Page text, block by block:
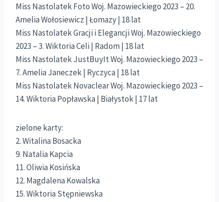
Miss Nastolatek Foto Woj. Mazowieckiego 2023 – 20.
Amelia Wołosiewicz | Łomazy | 18 lat
Miss Nastolatek Gracji i Elegancji Woj. Mazowieckiego
2023 – 3. Wiktoria Celi | Radom | 18 lat
Miss Nastolatek JustBuyIt Woj. Mazowieckiego 2023 –
7. Amelia Janeczek | Ryczyca | 18 lat
Miss Nastolatek Novaclear Woj. Mazowieckiego 2023 –
14. Wiktoria Popławska | Białystok | 17 lat
zielone karty:
2. Witalina Bosacka
9. Natalia Kapcia
11. Oliwia Kosińska
12. Magdalena Kowalska
15. Wiktoria Stępniewska